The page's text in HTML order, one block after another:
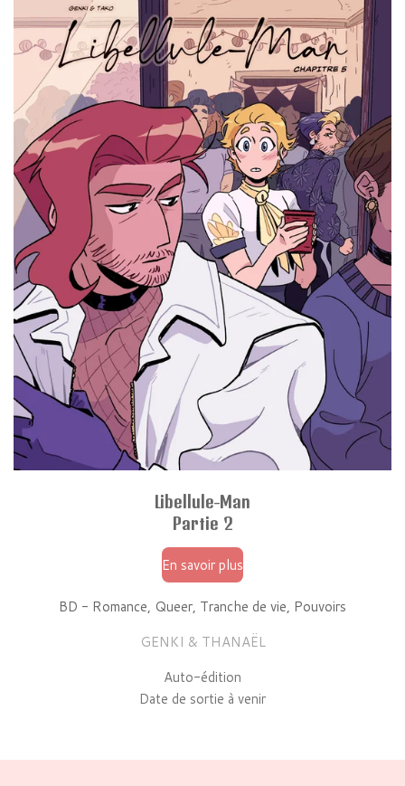
Libellule-Man
Partie 2
En savoir plus
BD - Romance, Queer, Tranche de vie, Pouvoirs
GENKI & THANAËL
Auto-édition
Date de sortie à venir